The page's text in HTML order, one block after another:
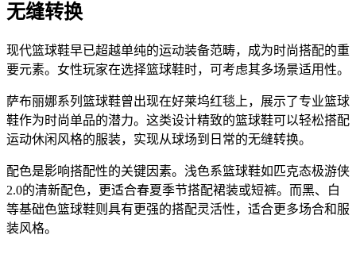
无缝转换
现代篮球鞋早已超越单纯的运动装备范畴，成为时尚搭配的重
要元素。女性玩家在选择篮球鞋时，可考虑其多场景适用性。
萨布丽娜系列篮球鞋曾出现在好莱坞红毯上，展示了专业篮球
鞋作为时尚单品的潜力。这类设计精致的篮球鞋可以轻松搭配
运动休闲风格的服装，实现从球场到日常的无缝转换。
配色是影响搭配性的关键因素。浅色系篮球鞋如匹克态极游侠
2.0的清新配色，更适合春夏季节搭配裙装或短裤。而黑、白
等基础色篮球鞋则具有更强的搭配灵活性，适合更多场合和服
装风格。